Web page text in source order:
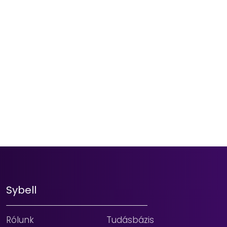
Sybell
Rólunk Tudásbázis